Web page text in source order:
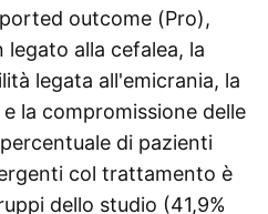
outcome (Pro),
legato alla cefalea, la
legata all'emicrania, la
la compromissione delle
di pazienti
col trattamento è
dello studio (41,9%